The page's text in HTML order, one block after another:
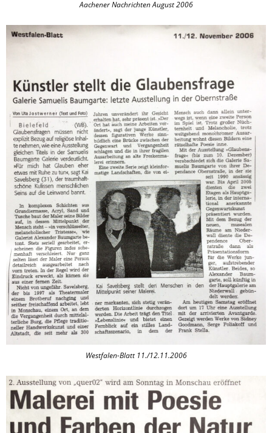
Aachener Nachrichten August 2006
Westfalen-Blatt 11./12.11.2006